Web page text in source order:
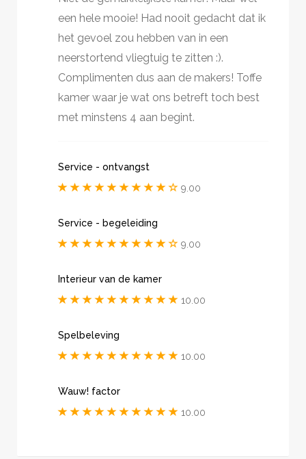
een hele mooie! Had nooit gedacht dat ik
het gevoel zou hebben van in een
neerstortend vliegtuig te zitten :).
Complimenten dus aan de makers! Toffe
kamer waar je wat ons betreft toch best
met minstens 4 aan begint.
Service - ontvangst
9.00
Service - begeleiding
9.00
Interieur van de kamer
10.00
Spelbeleving
10.00
Wauw! factor
10.00